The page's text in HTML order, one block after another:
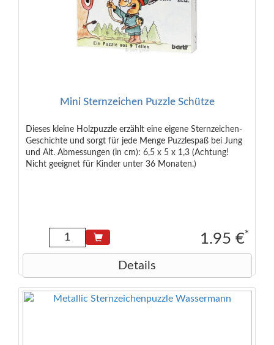
Mini Sternzeichen Puzzle Schütze
Dieses kleine Holzpuzzle erzählt eine eigene Sternzeichen-
Geschichte und sorgt für jede Menge Puzzlespaß bei Jung
und Alt. Abmessungen (in cm): 6,5 x 5 x 1,3 (Achtung!
Nicht geeignet für Kinder unter 36 Monaten.)
1.95 €*
Details